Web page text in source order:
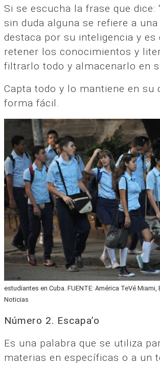
Si se escucha la frase que dice:
sin duda alguna se refiere a
destaca por su inteligencia y es
retener los conocimientos y
filtrarlo todo y almacenarlo en
Capta todo y lo mantiene en su
forma fácil.
estudiantes en Cuba. FUENTE: América TeVé Miami,
Noticias
Número 2. Escapa’o
Es una palabra que se utiliza
materias en específicas o a un